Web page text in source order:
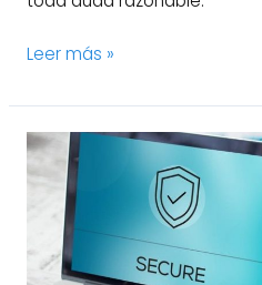
Leer más »
Proteger
su
negocio
para
prevenir